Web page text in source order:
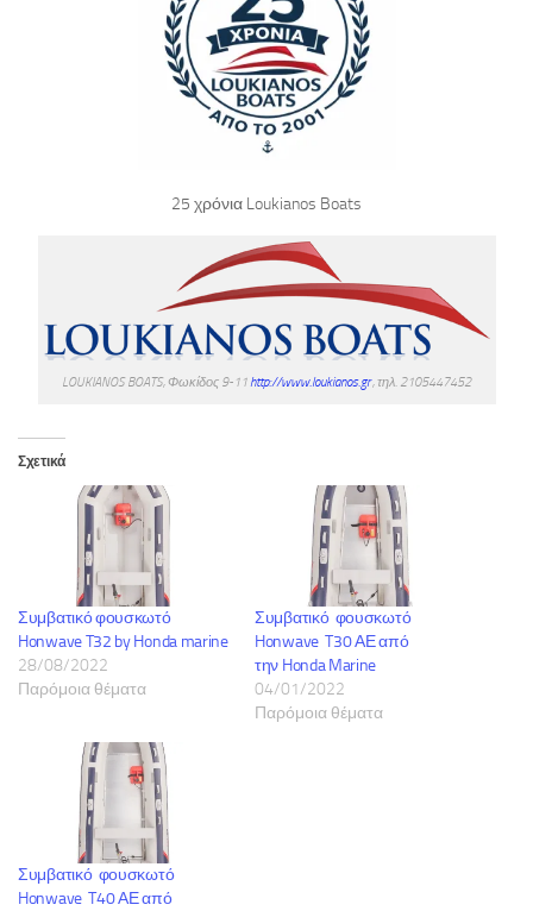
25 χρόνια Loukianos Boats
LOUKIANOS BOATS, Φωκίδος 9-11 http://www.loukianos.gr, τηλ. 2105447452
Σχετικά
Συμβατικό φουσκωτό
Honwave T32 by Honda marine
28/08/2022
Παρόμοια θέματα
Συμβατικό φουσκωτό
Honwave T30 ΑΕ από
την Honda Marine
04/01/2022
Παρόμοια θέματα
Συμβατικό φουσκωτό
Honwave T40 ΑΕ από